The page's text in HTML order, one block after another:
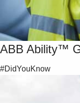
ABB Ability™
#DidYouKnow